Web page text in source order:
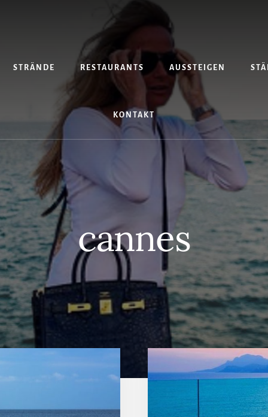
STRÄNDE RESTAURANTS AUSSTEIGEN
KONTAKT
cannes